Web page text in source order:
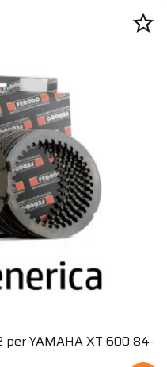
per YAMAHA XT 600 84-
star_border